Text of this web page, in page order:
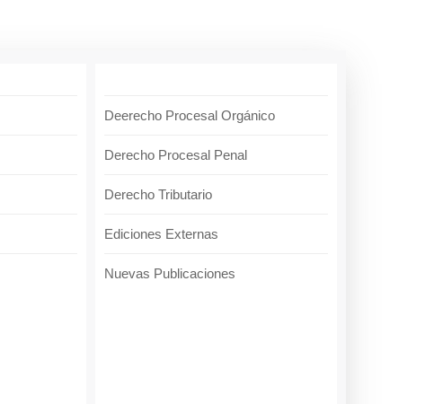
Deerecho Procesal Orgánico
Derecho Procesal Penal
Derecho Tributario
Ediciones Externas
Nuevas Publicaciones